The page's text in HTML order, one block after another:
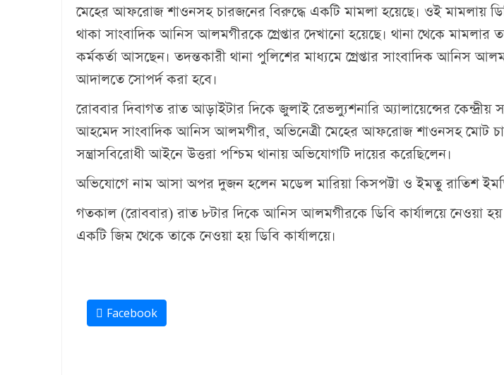
মেহের আফরোজ শাওনসহ চারজনের বিরুদ্ধে একটি মামলা হয়েছে। ওই মামলায়
থাকা সাংবাদিক আনিস আলমগীরকে গ্রেপ্তার দেখানো হয়েছে। থানা থেকে মামলার
কর্মকর্তা আসছেন। তদন্তকারী থানা পুলিশের মাধ্যমে গ্রেপ্তার সাংবাদিক আনিস
আদালতে সোপর্দ করা হবে।
রোববার দিবাগত রাত আড়াইটার দিকে জুলাই রেভল্যুশনারি অ্যালায়েন্সের
আহমেদ সাংবাদিক আনিস আলমগীর, অভিনেত্রী মেহের আফরোজ শাওনসহ মোট
সন্ত্রাসবিরোধী আইনে উত্তরা পশ্চিম থানায় অভিযোগটি দায়ের করেছিলেন।
অভিযোগে নাম আসা অপর দুজন হলেন মডেল মারিয়া কিসপট্টা ও ইমতু রাতিশ
গতকাল (রোববার) রাত ৮টার দিকে আনিস আলমগীরকে ডিবি কার্যালয়ে নেওয়া
একটি জিম থেকে তাকে নেওয়া হয় ডিবি কার্যালয়ে।
Facebook